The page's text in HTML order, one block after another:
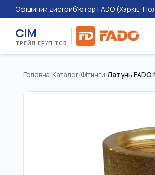
Офіційний дистриб'ютор FADO (Харків,
СІМ
ТРЕЙД ГРУП ТОВ
Головна/Каталог/Фітинги/Латунь FADO